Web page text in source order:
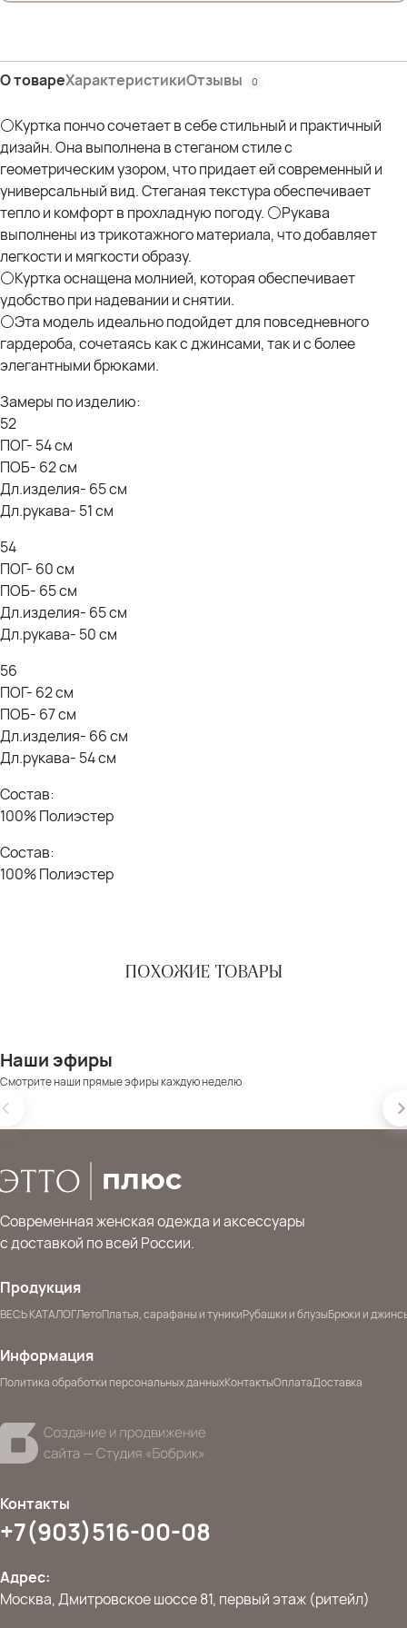
ПОГ- 62 см
Дл.рукава- 54 см
100% Полиэстер
О товареХарактеристикиОтзывы 0
⚪Куртка пончо сочетает в себе стильный и практичный
дизайн. Она выполнена в стеганом стиле с
геометрическим узором, что придает ей современный и
универсальный вид. Стеганая текстура обеспечивает
тепло и комфорт в прохладную погоду. ⚪Рукава
выполнены из трикотажного материала, что добавляет
легкости и мягкости образу.
⚪Куртка оснащена молнией, которая обеспечивает
удобство при надевании и снятии.
⚪Эта модель идеально подойдет для повседневного
гардероба, сочетаясь как с джинсами, так и с более
элегантными брюками.
Замеры по изделию:
52
ПОГ- 54 см
ПОБ- 62 см
Дл.изделия- 65 см
Дл.рукава- 51 см
54
ПОГ- 60 см
ПОБ- 65 см
Дл.изделия- 65 см
Дл.рукава- 50 см
56
ПОГ- 62 см
ПОБ- 67 см
Дл.изделия- 66 см
Дл.рукава- 54 см
Состав:
100% Полиэстер
Состав:
100% Полиэстер
ПОХОЖИЕ ТОВАРЫ
Наши эфиры
Смотрите наши прямые эфиры каждую неделю
Современная женская одежда и аксессуары
с доставкой по всей России.
Продукция
ВЕСЬ КАТАЛОГЛетоПлатья, сарафаны и туникиРубашки и блузыБрюки и
Информация
Политика обработки персональных данныхКонтактыОплатаДоставка
Контакты
+7(903)516-00-08
Адрес:
Москва, Дмитровское шоссе 81, первый этаж (ритейл)